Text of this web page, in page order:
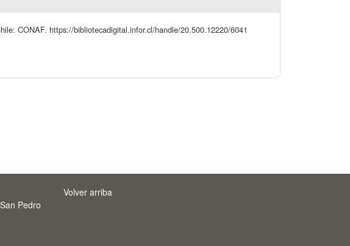
CONAF. https://bibliotecadigital.infor.cl/handle/20.500.12220/6041
Pedro
Volver arriba